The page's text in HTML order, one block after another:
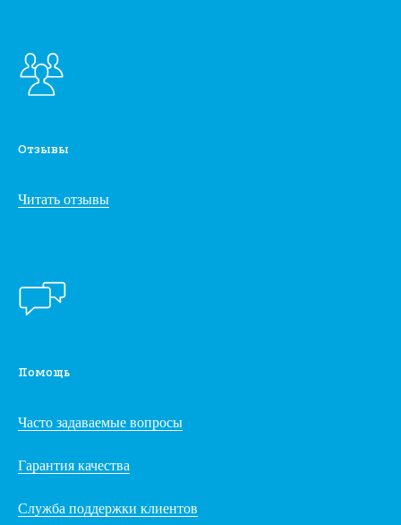
Отзывы
Читать отзывы
Помощь
Часто задаваемые вопросы
Гарантия качества
Служба поддержки клиентов